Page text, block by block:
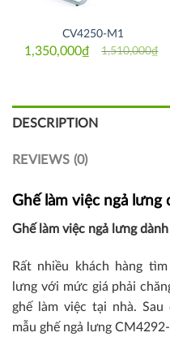
CV4250-M1
1,510,000₫
Original
1,350,000₫
Current
DESCRIPTION
REVIEWS (0)
Ghế làm việc ngả
Ghế làm việc ngả lưng
Rất nhiều khách hàng
lưng với mức giá phải
ghế làm việc tại nhà.
mẫu ghế ngả lưng